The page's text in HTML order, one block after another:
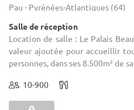
Pau - Pyrénées-Atlantiques (64)
Salle de réception
Location de salle : Le Palais
valeur ajoutée pour accueillir
personnes, dans ses 8.500m² de
10-900